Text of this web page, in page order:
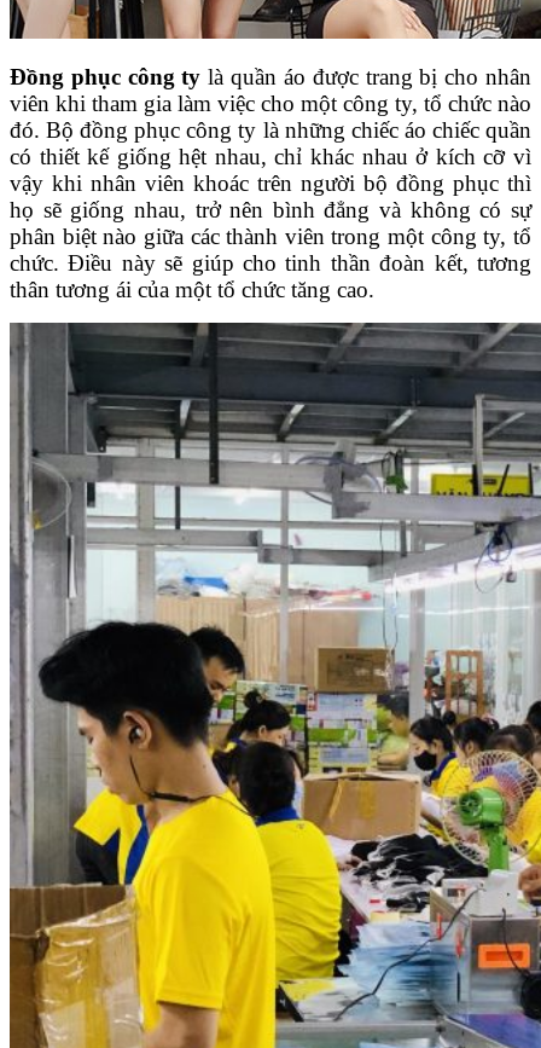
Đồng phục công ty là quần áo được trang bị cho nhân
viên khi tham gia làm việc cho một công ty, tổ chức nào
đó. Bộ đồng phục công ty là những chiếc áo chiếc quần
có thiết kế giống hệt nhau, chỉ khác nhau ở kích cỡ vì
vậy khi nhân viên khoác trên người bộ đồng phục thì
họ sẽ giống nhau, trở nên bình đẳng và không có sự
phân biệt nào giữa các thành viên trong một công ty, tổ
chức. Điều này sẽ giúp cho tinh thần đoàn kết, tương
thân tương ái của một tổ chức tăng cao.